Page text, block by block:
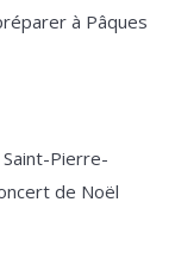
à Pâques
Pierre-
de Noël